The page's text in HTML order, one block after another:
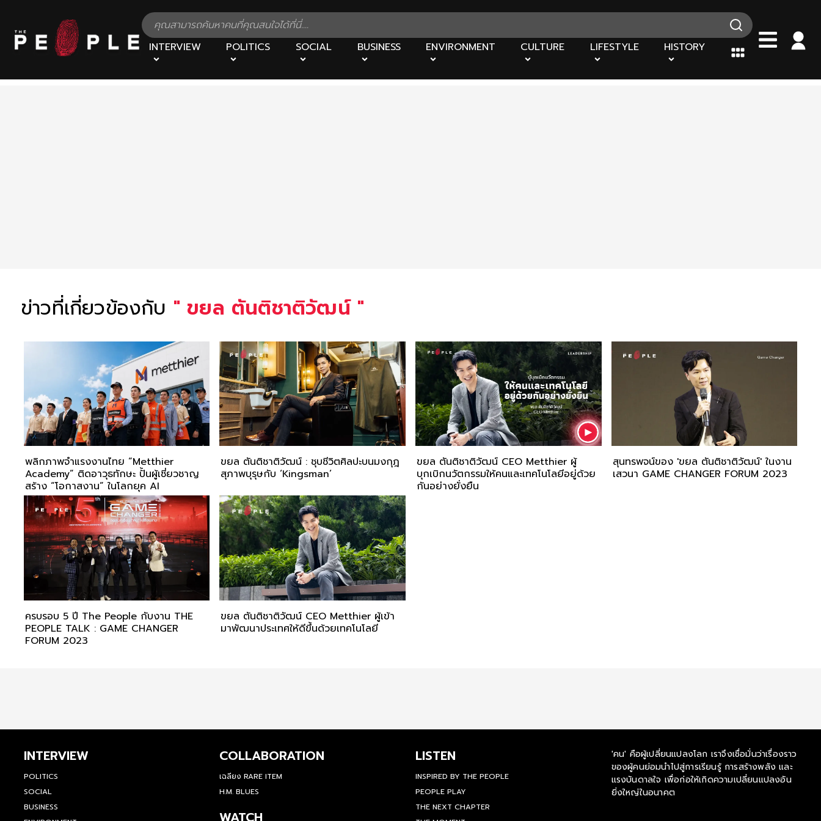
INTERVIEW POLITICS SOCIAL BUSINESS ENVIRONMENT CULTURE LIFESTYLE HISTORY
ข่าวที่เกี่ยวข้องกับ " ขยล ตันติชาติวัฒน์"
พลิกภาพจำแรงงานไทย “Metthier
Academy” ติดอาวุธทักษะ ปั้นผู้เชี่ยวชาญ
สร้าง “โอกาสงาน” ในโลกยุค AI
ขยล ตันติชาติวัฒน์ : ชุบชีวิตศิลปะบนมงกุฎ
สุภาพบุรุษกับ ‘Kingsman’
ขยล ตันติชาติวัฒน์ CEO Metthier ผู้
บุกเบิกนวัตกรรมให้คนและเทคโนโลยีอยู่ด้วย
กันอย่างยั่งยืน
สุนทรพจน์ของ 'ขยล ตันติชาติวัฒน์' ในงาน
เสวนา GAME CHANGER FORUM 2023
ครบรอบ 5 ปี The People กับงาน THE
PEOPLE TALK : GAME CHANGER
FORUM 2023
ขยล ตันติชาติวัฒน์ CEO Metthier ผู้เข้า
มาพัฒนาประเทศให้ดีขึ้นด้วยเทคโนโลยี
INTERVIEW
POLITICS
SOCIAL
BUSINESS
COLLABORATION
เฉลียง RARE ITEM
H.M. BLUES
WATCH
LISTEN
INSPIRED BY THE PEOPLE
PEOPLE PLAY
THE NEXT CHAPTER
'คน' คือผู้เปลี่ยนแปลงโลก เราจึงเชื่อมั่นว่าเรื่องราว
ของผู้คนย่อมนำไปสู่การเรียนรู้ การสร้างพลัง และ
แรงบันดาลใจ เพื่อก่อให้เกิดความเปลี่ยนแปลงอัน
ยิ่งใหญ่ในอนาคต